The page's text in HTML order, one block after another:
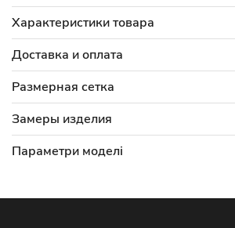
Характеристики товара
Доставка и оплата
Размерная сетка
Замеры изделия
Параметри моделі